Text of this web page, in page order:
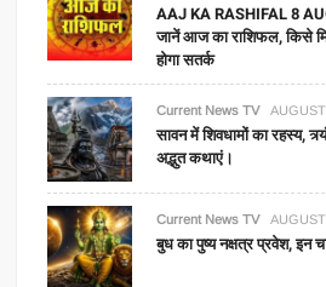
AAJ KA RASHIFAL 8
जानें आज का राशिफल, किसे
होगा सतर्क
Current News TV
सावन में शिवधामों का रहस्य,
अद्भुत कथाएं।
Current News TV
बुध का पुष्य नक्षत्र प्रवेश, इन